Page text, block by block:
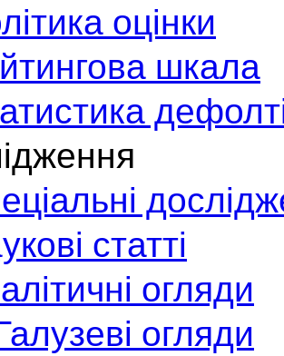
оцінки
шкала
статті
огляди
огляди